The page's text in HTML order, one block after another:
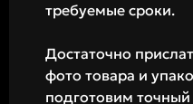
требуемые сроки.
Достаточно
фото товара и
подготовим точный